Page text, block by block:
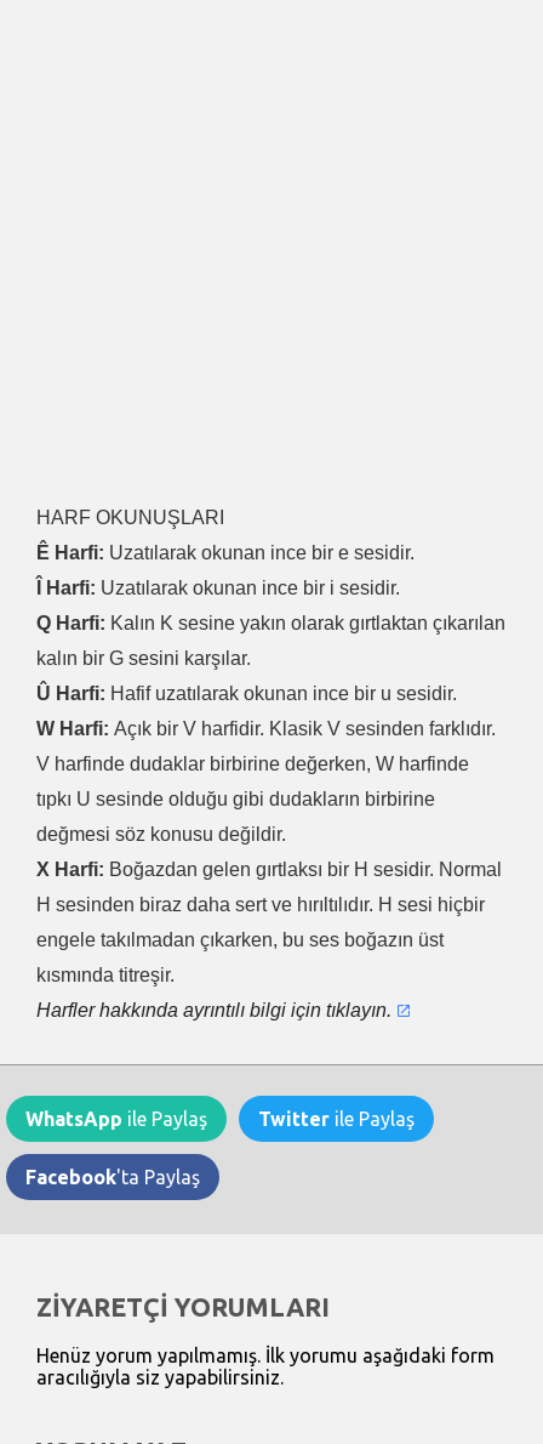
HARF OKUNUŞLARI
Ê Harfi: Uzatılarak okunan ince bir e sesidir.
Î Harfi: Uzatılarak okunan ince bir i sesidir.
Q Harfi: Kalın K sesine yakın olarak gırtlaktan çıkarılan
kalın bir G sesini karşılar.
Û Harfi: Hafif uzatılarak okunan ince bir u sesidir.
W Harfi: Açık bir V harfidir. Klasik V sesinden farklıdır.
V harfinde dudaklar birbirine değerken, W harfinde
tıpkı U sesinde olduğu gibi dudakların birbirine
değmesi söz konusu değildir.
X Harfi: Boğazdan gelen gırtlaksı bir H sesidir. Normal
H sesinden biraz daha sert ve hırıltılıdır. H sesi hiçbir
engele takılmadan çıkarken, bu ses boğazın üst
kısmında titreşir.
Harfler hakkında ayrıntılı bilgi için tıklayın.
WhatsApp ile Paylaş Twitter ile Paylaş
Facebook'ta Paylaş
ZİYARETÇİ YORUMLARI
Henüz yorum yapılmamış. İlk yorumu aşağıdaki form
aracılığıyla siz yapabilirsiniz.